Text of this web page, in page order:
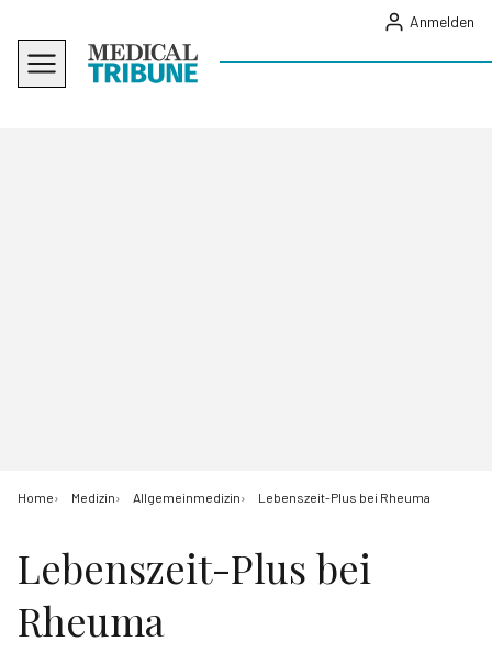
Anmelden
Home Medizin Allgemeinmedizin Lebenszeit-Plus bei Rheuma
Lebenszeit-Plus bei
Rheuma